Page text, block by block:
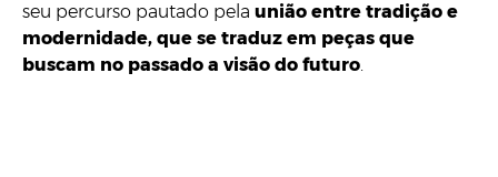
seu percurso pautado pela união entre tradição e
modernidade, que se traduz em peças que
buscam no passado a visão do futuro.